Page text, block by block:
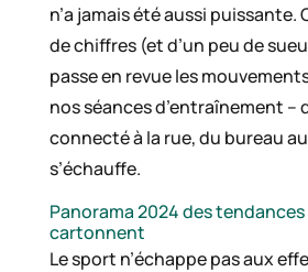
n’a jamais été aussi puissante.
de chiffres (et d’un peu de
passe en revue les
nos séances d’entraînement –
connecté à la rue, du bureau
s’échauffe.
Panorama 2024 des
cartonnent
Le sport n’échappe pas aux